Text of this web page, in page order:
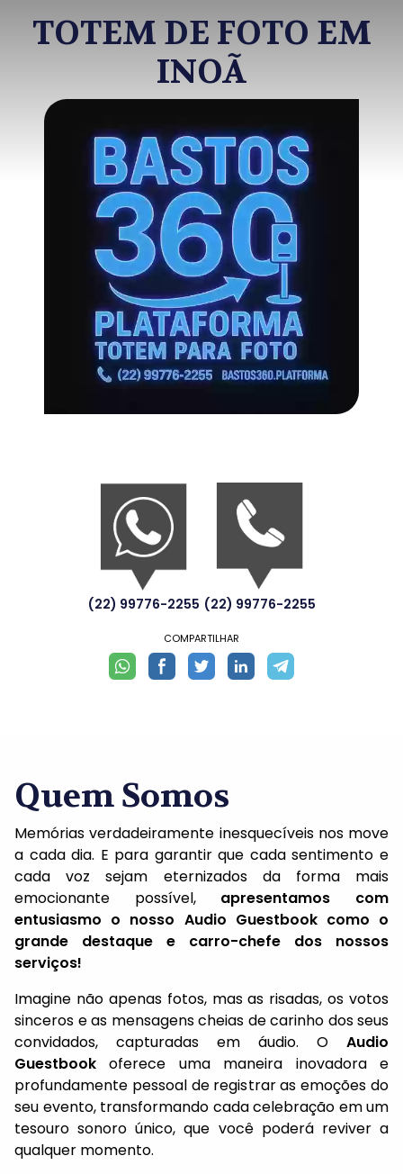
TOTEM DE FOTO EM
INOÃ
(22) 99776-2255 (22) 99776-2255
COMPARTILHAR
Quem Somos
Memórias verdadeiramente inesquecíveis nos move
a cada dia. E para garantir que cada sentimento e
cada voz sejam eternizados da forma mais
emocionante possível, apresentamos com
entusiasmo o nosso Audio Guestbook como o
grande destaque e carro-chefe dos nossos
serviços!
Imagine não apenas fotos, mas as risadas, os votos
sinceros e as mensagens cheias de carinho dos seus
convidados, capturadas em áudio. O Audio
Guestbook oferece uma maneira inovadora e
profundamente pessoal de registrar as emoções do
seu evento, transformando cada celebração em um
tesouro sonoro único, que você poderá reviver a
qualquer momento.